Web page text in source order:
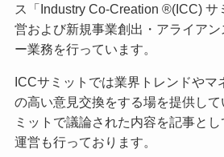
ス「Industry Co-Creation ®(ICC) サ
営および新規事業創出・アライア
ー業務を行っています。
ICCサミットでは業界トレンドやマ
の高い意見交換をする場を提供し
ミットで議論された内容を記事と
運営も行っております。